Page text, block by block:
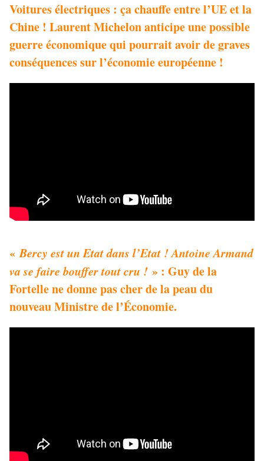
Voitures électriques : ça chauffe entre l’UE et la
Chine ! Laurent Michelon anticipe une possible
guerre économique qui pourrait avoir de graves
conséquences sur l’économie européenne !
«Bercy est un Etat dans l’Etat ! Antoine Armand
va se faire bouffer tout cru ! » : Guy de la
Fortelle ne donne pas cher de la peau du
nouveau Ministre de l’Économie.